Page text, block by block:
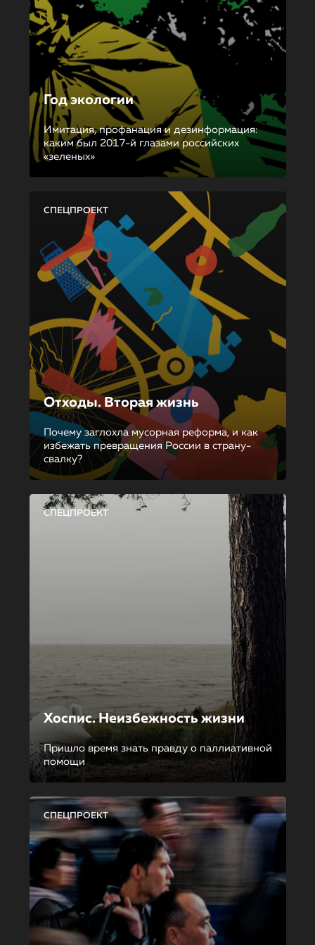
Год экологии
Имитация, профанация и дезинформация:
каким был 2017-й глазами российских
«зеленых»
СПЕЦПРОЕКТ
Отходы. Вторая жизнь
Почему заглохла мусорная реформа, и как
избежать превращения России в страну-
свалку?
СПЕЦПРОЕКТ
Хоспис. Неизбежность жизни
Пришло время знать правду о паллиативной
помощи
СПЕЦПРОЕКТ